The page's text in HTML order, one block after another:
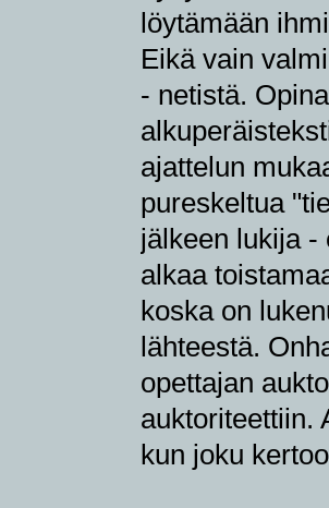
löytämään
Eikä vain
- netistä.
ajattelun
pureskeltua
jälkeen lukija -
alkaa
koska on
lähteestä.
opettajan
auktoriteettiin.
kun joku